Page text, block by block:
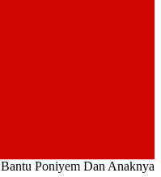
Poniyem Dan Anaknya